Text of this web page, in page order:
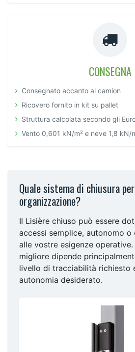
CONSEGNA
Consegnato accanto al camion
Ricovero fornito in kit su pallet
Struttura calcolata secondo gli
Vento 0,601 kN/m² e neve 1,8 kN/
Quale sistema di chiusura
organizzazione?
Il Lisière chiuso può essere
accessi semplice, autonomo o
alle vostre esigenze operative.
migliore dipende
livello di tracciabilità richiesto
autonomia desiderato.